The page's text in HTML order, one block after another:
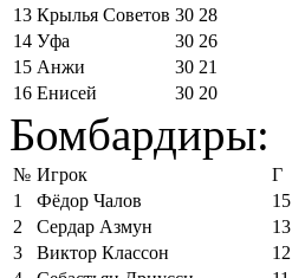
13 Крылья Советов 30 28
14 Уфа 30 26
15 Анжи 30 21
16 Енисей 30 20
Бомбардиры:
№ Игрок
Г
1
Фёдор Чалов
15
2
Сердар Азмун
13
3
Виктор Классон
12